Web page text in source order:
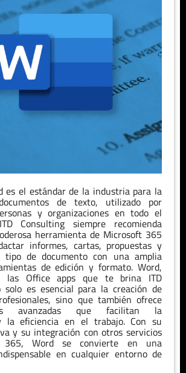
es el estándar de la industria para la
de texto, utilizado por
y organizaciones en todo el
Consulting siempre recomienda
herramienta de Microsoft 365
informes, cartas, propuestas y
tipo de documento con una amplia
de edición y formato. Word,
las Office apps que te brina ITD
solo es esencial para la creación de
sino que también ofrece
avanzadas que facilitan la
la eficiencia en el trabajo. Con su
y su integración con otros servicios
365, Word se convierte en una
en cualquier entorno de